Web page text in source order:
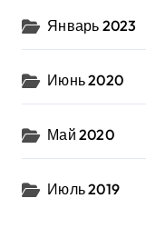
Январь 2023
Июнь 2020
Май 2020
Июль 2019